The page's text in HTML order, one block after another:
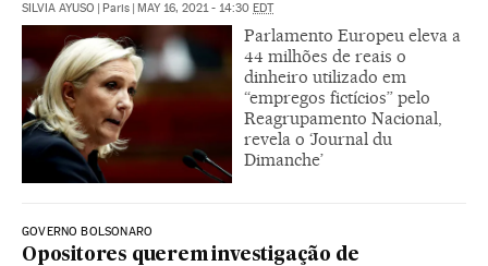
SILVIA AYUSO | Paris | MAY 16, 2021 - 14:30 EDT
Parlamento Europeu eleva a
44 milhões de reais o
dinheiro utilizado em
“empregos fictícios” pelo
Reagrupamento Nacional,
revela o ‘Journal du
Dimanche’
GOVERNO BOLSONARO
Opositores querem investigação de